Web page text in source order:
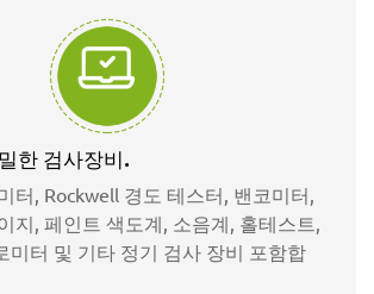
한 검사장비.
터, Rockwell 경도 테스터, 밴코미터,
지, 페인트 색도계, 소음계, 홀테스트,
미터 및 기타 정기 검사 장비 포함합